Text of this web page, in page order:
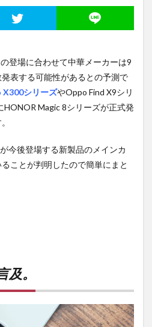
登場に合わせて中華メーカーは9
表する可能性があるとの予測で
X300シリーズやOppo Find X9シリ
HONOR Magic 8シリーズが正式発
今後登場する新製品のメインカ
ことが判明したので簡単にまと
。